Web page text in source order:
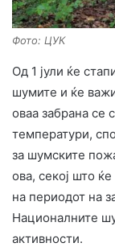
Фото: ЦУК
Од 1 јули ќе
шумите и ќе важи
оваа забрана се
температури,
за шумските
ова, секој што
на периодот на
Националните
активности.